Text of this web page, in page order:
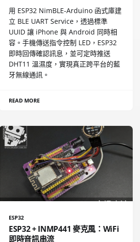
用 ESP32 NimBLE-Arduino 函式庫建
立 BLE UART Service，透過標準
UUID 讓 iPhone 與 Android 同時相
容。手機傳送指令控制 LED，ESP32
即時回傳確認訊息，並可定時推送
DHT11 溫濕度，實現真正跨平台的藍
牙無線通訊。
READ MORE
ESP32
ESP32 + INMP441 麥克風：WiFi
即時音訊串流